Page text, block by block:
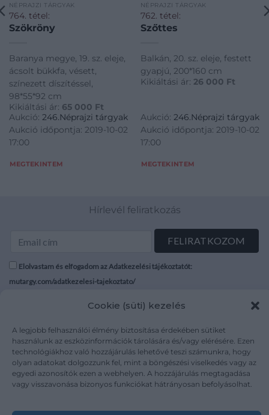
Cookie (süti) kezelés
A legjobb felhasználói élmény biztosítása érdekében sütiket
használunk az eszközinformációk tárolására és/vagy elérésére. Ezen
technológiákhoz való hozzájárulás lehetővé teszi számunkra, hogy
olyan adatokat dolgozzunk fel, mint a böngészési viselkedés vagy az
egyedi azonosítók ezen a webhelyen. A hozzájárulás megtagadása
vagy visszavonása bizonyos funkciókat hátrányosan befolyásolhat.
NÉPRAJZI TÁRGYAK
764. tétel:
Szökröny
Baranya megye, 19. sz. eleje,
ácsolt bükkfa, vésett,
színezett díszítéssel,
98*55*92 cm
Kikiáltási ár: 65 000 Ft
Aukció: 246.Néprajzi tárgyak
Aukció időpontja: 2019-10-02
17:00
MEGTEKINTEM
NÉPRAJZI TÁRGYAK
762. tétel:
Szőttes
Balkán, 20. sz. eleje, festett
gyapjú, 200*160 cm
Kikiáltási ár: 26 000 Ft
Aukció: 246.Néprajzi tárgyak
Aukció időpontja: 2019-10-02
17:00
MEGTEKINTEM
Hírlevél feliratkozás
Elolvastam és elfogadom az Adatkezelési tájékoztatót:
mutargy.com/adatkezelesi-tajekoztato/
Médiaajánlat
Karrier
Kapcsolat
Áraink
ÁSZF
Adatvédelem
Impresszum